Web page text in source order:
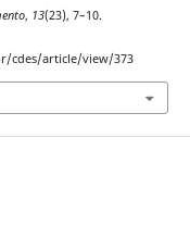
, 13(23), 7–10.
cdes/article/view/373